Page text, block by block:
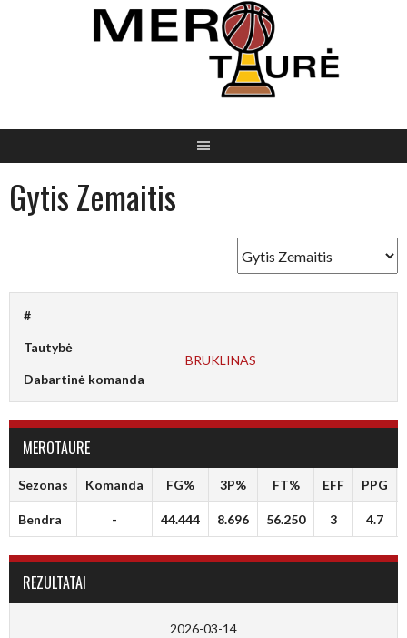
Gytis Zemaitis
#
Tautybė
—
Dabartinė komanda
BRUKLINAS
MEROTAURE
Sezonas Komanda FG% 3P% FT% EFF PPG
Bendra - 44.444 8.696 56.250 3 4.7
REZULTATAI
2026-03-14